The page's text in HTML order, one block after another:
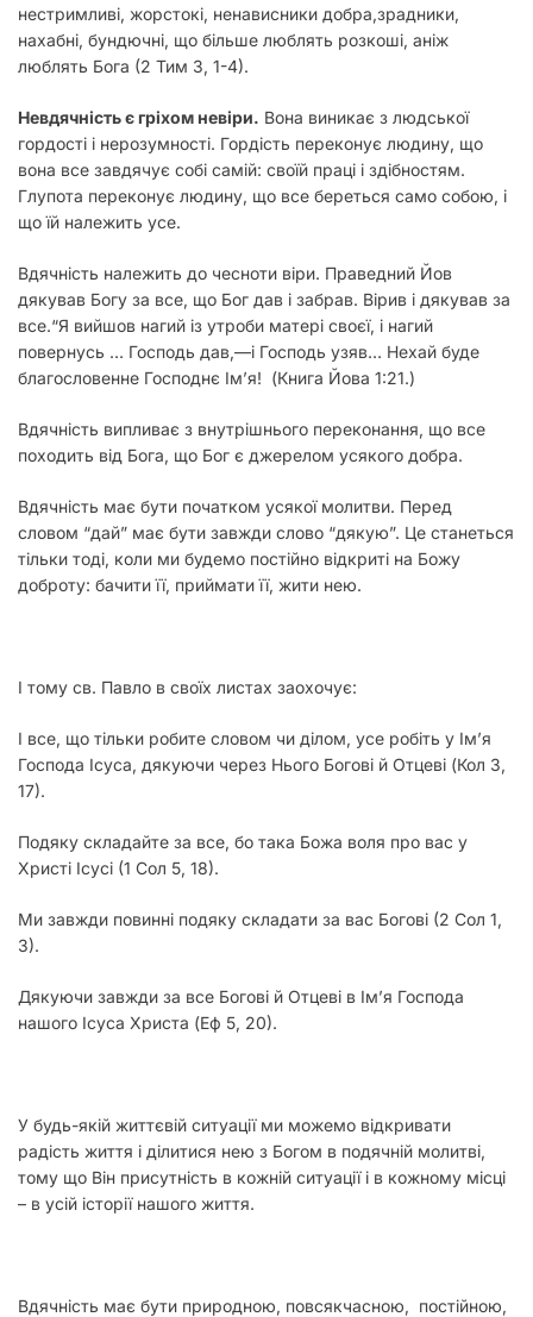
нестримливі, жорстокі, ненависники добра,зрадники,
нахабні, бундючні, що більше люблять розкоші, аніж
люблять Бога (2 Тим 3, 1-4).
Невдячність є гріхом невіри. Вона виникає з людської
гордості і нерозумності. Гордість переконує людину, що
вона все завдячує собі самій: своїй праці і здібностям.
Глупота переконує людину, що все береться само собою, і
що їй належить усе.
Вдячність належить до чесноти віри. Праведний Йов
дякував Богу за все, що Бог дав і забрав. Вірив і дякував за
все.“Я вийшов нагий із утроби матері своєї, і нагий
повернусь … Господь дав,—і Господь узяв… Нехай буде
благословенне Господнє Ім’я! (Книга Йова 1:21.)
Вдячність випливає з внутрішнього переконання, що все
походить від Бога, що Бог є джерелом усякого добра.
Вдячність має бути початком усякої молитви. Перед
словом “дай” має бути завжди слово “дякую”. Це станеться
тільки тоді, коли ми будемо постійно відкриті на Божу
доброту: бачити її, приймати її, жити нею.
І тому св. Павло в своїх листах заохочує:
І все, що тільки робите словом чи ділом, усе робіть у Ім’я
Господа Ісуса, дякуючи через Нього Богові й Отцеві (Кол 3,
17).
Подяку складайте за все, бо така Божа воля про вас у
Христі Ісусі (1 Сол 5, 18).
Ми завжди повинні подяку складати за вас Богові (2 Сол 1,
3).
Дякуючи завжди за все Богові й Отцеві в Ім’я Господа
нашого Ісуса Христа (Еф 5, 20).
У будь-якій життєвій ситуації ми можемо відкривати
радість життя і ділитися нею з Богом в подячній молитві,
тому що Він присутність в кожній ситуації і в кожному місці
– в усій історії нашого життя.
Вдячність має бути природною, повсякчасною, постійною,